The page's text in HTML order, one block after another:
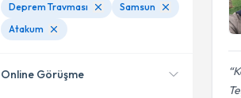
Deprem Travması
Samsun
Atakum
Online Görüşme